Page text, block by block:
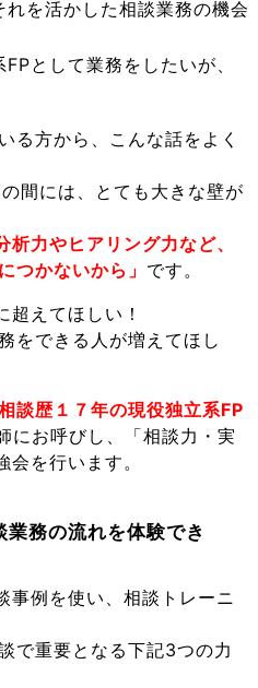
を活かした相談業務の機会
として業務をしたいが、
る方から、こんな話をよく
間には、とても大きな壁が
析力やヒアリング力など、
つかないから」 です。
超えてほしい！
をできる人が増えてほし
談歴１７年の現役独立系FP
にお呼びし、「相談力・実
を行います。
務の流れを体験でき
事例を使い、相談トレーニ
で重要となる下記3つの力